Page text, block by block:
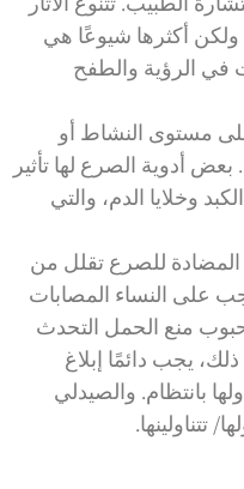
ولكن أكثرها شيوعًا هي
في الرؤية والطفح
مستوى النشاط أو
أدوية الصرع لها تأثير
وخلايا الدم، والتي
للصرع تقلل من
على النساء المصابات
منع الحمل التحدث
يجب دائمًا إبلاغ
بانتظام. والصيدلي
تتناولينها.